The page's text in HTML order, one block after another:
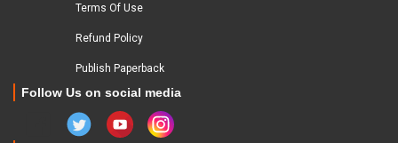
Terms Of Use
Refund Policy
Publish Paperback
Follow Us on social media